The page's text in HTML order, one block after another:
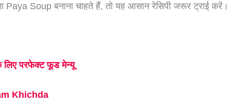
Soup बनाना चाहते हैं, तो यह आसान रेसिपी जरूर ट्राई करें।
परफेक्ट फूड मेन्यू
Khichda